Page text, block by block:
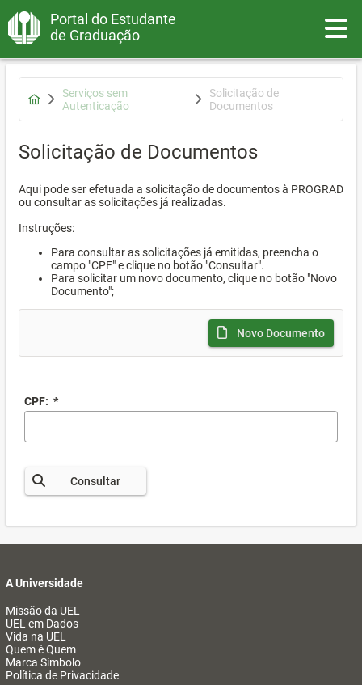
Portal do Estudante
de Graduação
Serviços sem
Autenticação
Solicitação de
Documentos
Solicitação de Documentos
Aqui pode ser efetuada a solicitação de documentos à PROGRAD
ou consultar as solicitações já realizadas.
Instruções:
Para consultar as solicitações já emitidas, preencha o
campo "CPF" e clique no botão "Consultar".
Para solicitar um novo documento, clique no botão "Novo
Documento";
Novo Documento
CPF: *
Consultar
A Universidade
Missão da UEL
UEL em Dados
Vida na UEL
Quem é Quem
Marca Símbolo
Política de Privacidade